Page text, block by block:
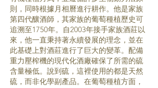
則，同時根據月相曆進行耕作。他是家族
第四代釀酒師，其家族的葡萄種植歷史可
追溯至1750年。自2003年接手家族酒莊以
來，他一直秉持著永續發展的理念，並在
此基礎上對酒莊進行了巨大的變革。配備
重力壓榨機的現代化酒廠確保了所需的硫
含量極低。說到硫，這裡使用的都是天然
硫，而非化學副產品。在葡萄種植方面，